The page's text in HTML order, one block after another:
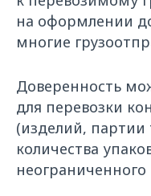
на оформлении
многие
Доверенность
для перевозки
(изделий, партии
количества
неограниченного